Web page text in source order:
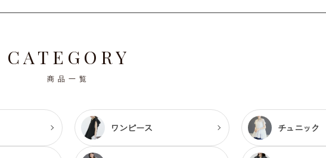
CATEGORY
商品一覧
ワンピース チュニック